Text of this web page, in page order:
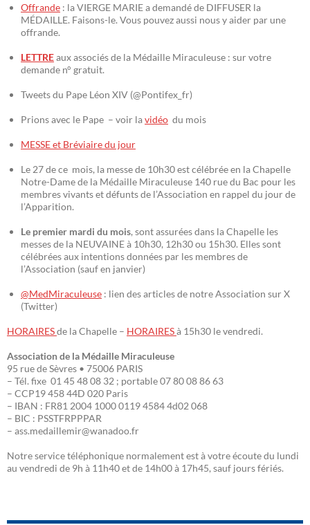
Offrande : la VIERGE MARIE a demandé de DIFFUSER la
MÉDAILLE. Faisons-le. Vous pouvez aussi nous y aider par une
offrande.
LETTREaux associés de la Médaille Miraculeuse : sur votre
demande n° gratuit.
Tweets du Pape Léon XIV (@Pontifex_fr)
Prions avec le Pape – voir lavidéo du mois
MESSE et Bréviaire du jour
Le 27 de ce mois, la messe de 10h30 est célébrée en la Chapelle
Notre-Dame de la Médaille Miraculeuse 140 rue du Bac pour les
membres vivants et défunts de l’Association en rappel du jour de
l’Apparition.
Le premier mardi du mois, sont assurées dans la Chapelle les
messes de la NEUVAINE à 10h30, 12h30 ou 15h30. Elles sont
célébrées aux intentions données par les membres de
l’Association (sauf en janvier)
@MedMiraculeuse : lien des articles de notre Association sur X
(Twitter)
HORAIRESde la Chapelle – HORAIRESà 15h30 le vendredi.
Association de la Médaille Miraculeuse
95 rue de Sèvres • 75006 PARIS
– Tél. fixe 01 45 48 08 32 ; portable 07 80 08 86 63
– CCP19 458 44D 020 Paris
– IBAN : FR81 2004 1000 0119 4584 4d02 068
– BIC : PSSTFRPPPAR
– ass.medaillemir@wanadoo.fr
Notre service téléphonique normalement est à votre écoute du lundi
au vendredi de 9h à 11h40 et de 14h00 à 17h45, sauf jours fériés.